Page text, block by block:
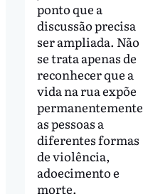
ponto que a
discussão precisa
ser ampliada. Não
se trata apenas de
reconhecer que a
vida na rua expõe
permanentemente
as pessoas a
diferentes formas
de violência,
adoecimento e
morte.